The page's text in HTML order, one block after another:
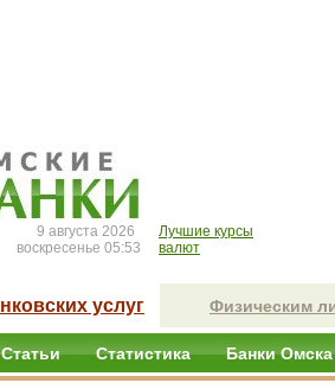
9 августа 2026
воскресенье 05:53
Лучшие курсы
валют
услуг Физическим
Статьи Статистика Банки Омска